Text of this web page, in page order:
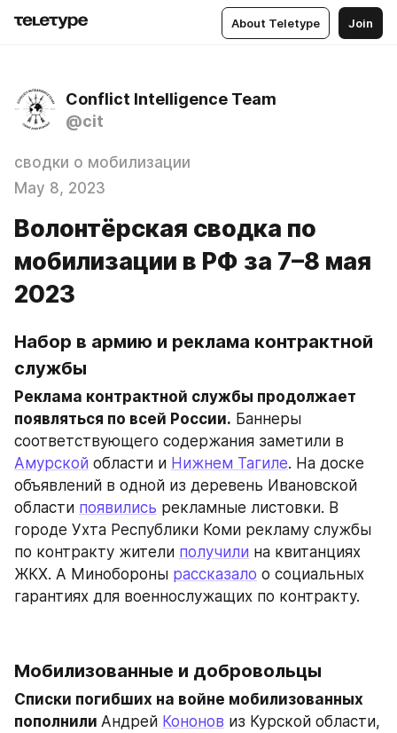
About Teletype Join
Conflict Intelligence Team
@cit
сводки о мобилизации
May 8, 2023
Волонтёрская сводка по
мобилизации в РФ за 7–8 мая
2023
Набор в армию и реклама контрактной
службы
Реклама контрактной службы продолжает
появляться по всей России. Баннеры
Амурской области и Нижнем Тагиле. На доске
объявлений в одной из деревень Ивановской
области появились рекламные листовки. В
городе Ухта Республики Коми рекламу службы
по контракту жители получили на квитанциях
ЖКХ. А Минобороны рассказало о социальных
гарантиях для военнослужащих по контракту.
Мобилизованные и добровольцы
Списки погибших на войне мобилизованных
пополнили Андрей Кононов из Курской области,